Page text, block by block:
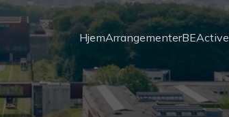
HjemArrangementerBEActive